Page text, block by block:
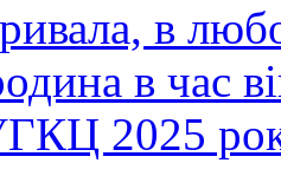
в
в час
2025